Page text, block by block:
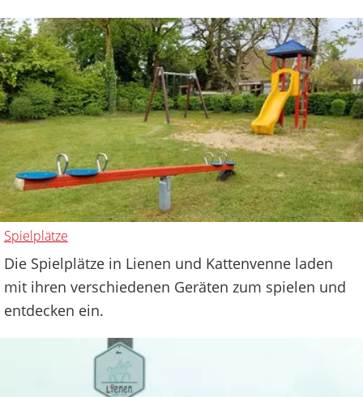
Spielplätze
Die Spielplätze in Lienen und Kattenvenne laden
mit ihren verschiedenen Geräten zum spielen und
entdecken ein.